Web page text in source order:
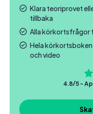
Klara teoriprovet
tillbaka
Alla körkortsfrågor
Hela
och video
4.8/5 -